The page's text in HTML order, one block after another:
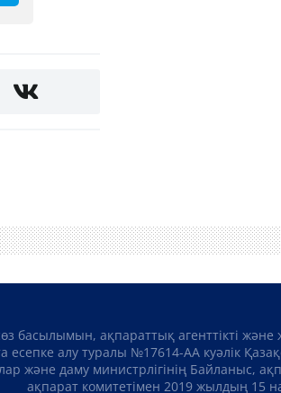
басылымын, ақпараттық агенттікті және
есепке алу туралы №17614-АА куәлік
және даму министрлігінің Байланыс,
ақпарат комитетімен 2019 жылдың 15